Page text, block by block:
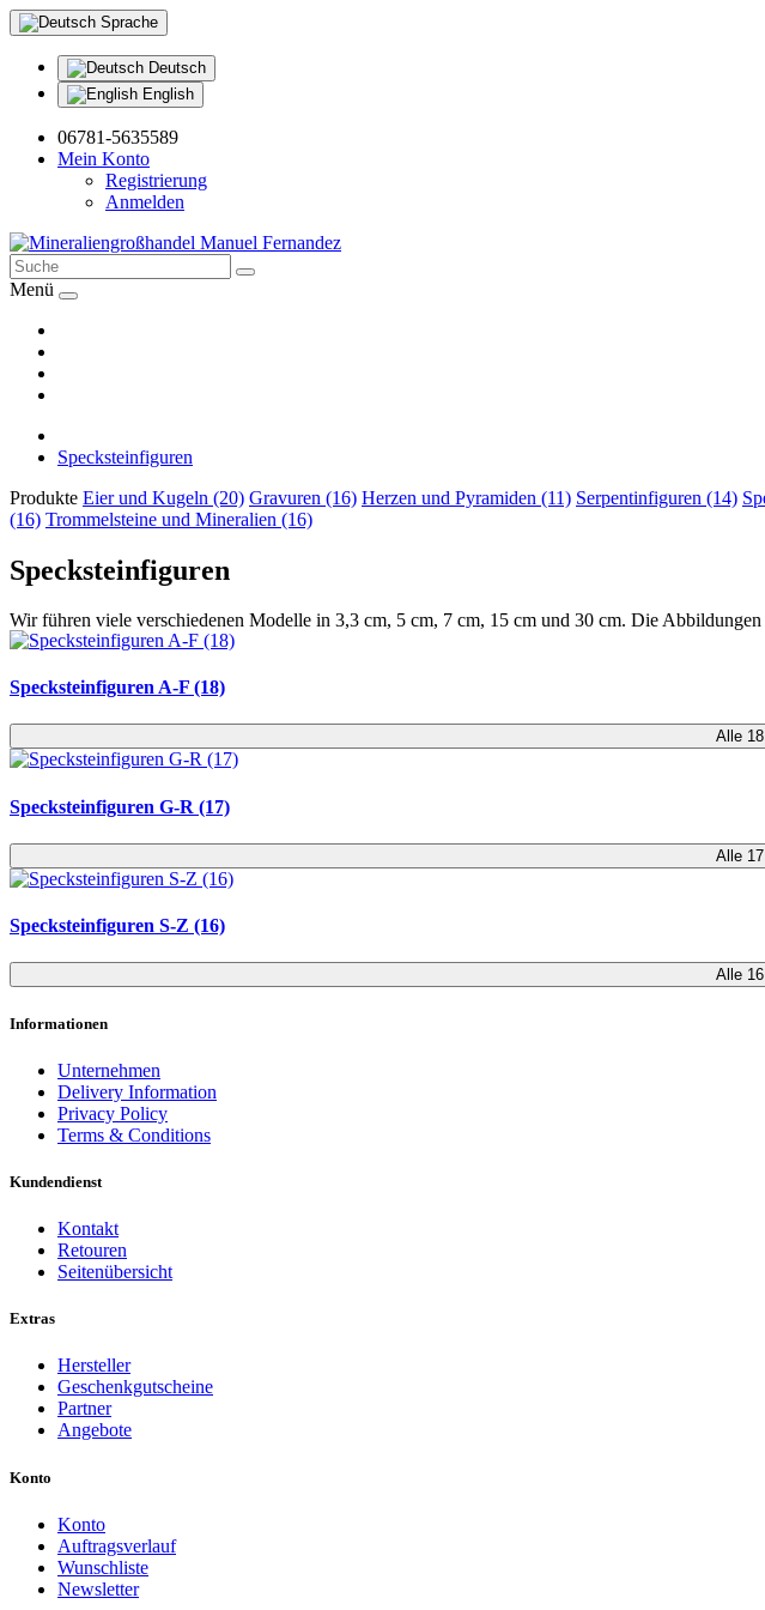
Sprache
Deutsch
English
06781-5635589
Mein Konto
Registrierung
Anmelden
Menü
Specksteinfiguren
Produkte Eier und Kugeln (20) Gravuren (16) Herzen und Pyramiden (11) Serpentinfiguren (14)
(16) Trommelsteine und Mineralien (16)
Specksteinfiguren
Wir führen viele verschiedenen Modelle in 3,3 cm, 5 cm, 7 cm, 15 cm und 30 cm. Die
Specksteinfiguren A-F (18)
Alle
Specksteinfiguren G-R (17)
Alle
Specksteinfiguren S-Z (16)
Alle
Informationen
Unternehmen
Delivery Information
Privacy Policy
Terms & Conditions
Kundendienst
Kontakt
Retouren
Seitenübersicht
Extras
Hersteller
Geschenkgutscheine
Partner
Angebote
Konto
Konto
Auftragsverlauf
Wunschliste
Newsletter